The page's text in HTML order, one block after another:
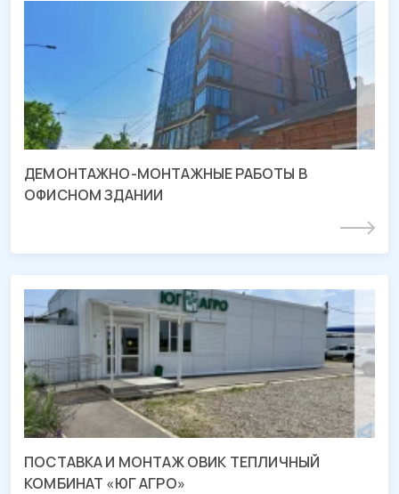
ДЕМОНТАЖНО-МОНТАЖНЫЕ РАБОТЫ В
ОФИСНОМ ЗДАНИИ
СМР офисного здания г. Краснодар
г. Краснодар, ул. Красноармейская
Подробнее
ПОСТАВКА И МОНТАЖ ОВИК ТЕПЛИЧНЫЙ
КОМБИНАТ «ЮГ АГРО»
Поставка и СМР ОВиК в «ЮГ АГРО»
Краснодарский край, ст-ца Ярославская, территория
Тепличный Комбинат